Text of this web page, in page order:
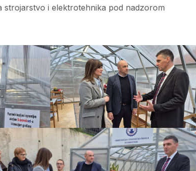
strojarstvo i elektrotehnika pod nadzorom